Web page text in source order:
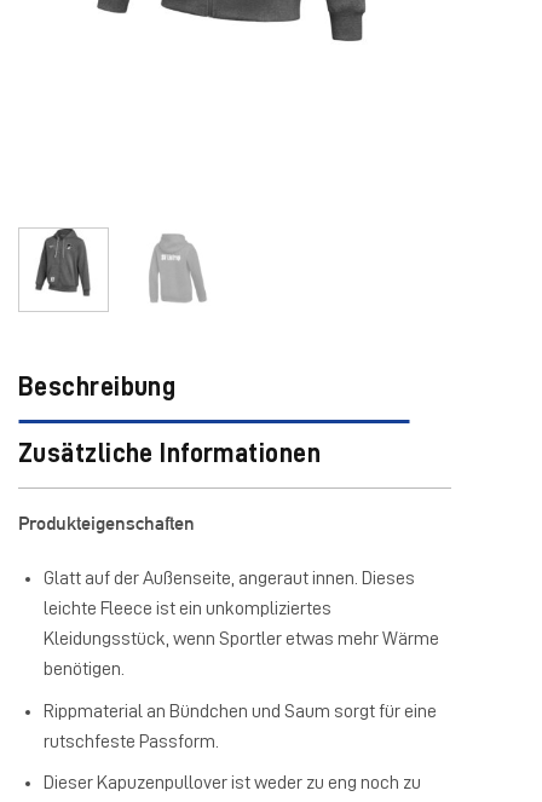
Beschreibung
Zusätzliche Informationen
Produkteigenschaften
Glatt auf der Außenseite, angeraut innen. Dieses
leichte Fleece ist ein unkompliziertes
Kleidungsstück, wenn Sportler etwas mehr Wärme
benötigen.
Rippmaterial an Bündchen und Saum sorgt für eine
rutschfeste Passform.
Dieser Kapuzenpullover ist weder zu eng noch zu